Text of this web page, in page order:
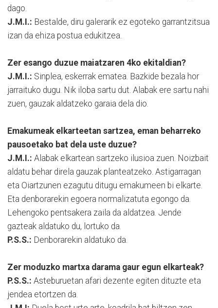
dago.
J.M.I.: Bestalde, diru galerarik ez egoteko garrantzitsua
izan da ehiza postua edukitzea.
Zer esango duzue maiatzaren 4ko ekitaldian?
J.M.I.: Sinplea, eskerrak ematea. Bazkide bezala hor
jarraituko dugu. Nik iloba sartu dut. Alabak ere sartu nahi
zuen, gauzak aldatzeko garaia dela dio.
Emakumeak elkarteetan sartzea, eman beharreko
pausoetako bat dela uste duzue?
J.M.I.: Alabak elkartean sartzeko ilusioa zuen. Noizbait
aldatu behar direla gauzak planteatzeko. Astigarragan
eta Oiartzunen ezagutu ditugu emakumeen bi elkarte.
Eta denborarekin egoera normalizatuta egongo da.
Lehengoko pentsakera zaila da aldatzea. Jende
gazteak aldatuko du, lortuko da.
P.S.S.: Denborarekin aldatuko da.
Zer moduzko martxa darama gaur egun elkarteak?
P.S.S.: Asteburuetan afari dezente egiten dituzte eta
jendea etortzen da.